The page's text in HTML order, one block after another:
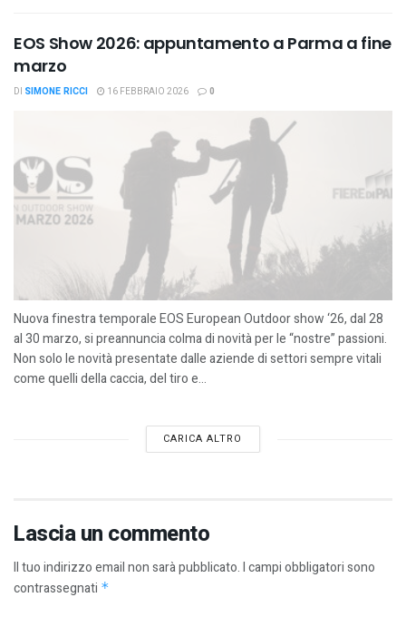
EOS Show 2026: appuntamento a Parma a fine
marzo
DI SIMONE RICCI 16 FEBBRAIO 2026 0
Nuova finestra temporale EOS European Outdoor show ‘26, dal 28
al 30 marzo, si preannuncia colma di novità per le “nostre” passioni.
Non solo le novità presentate dalle aziende di settori sempre vitali
come quelli della caccia, del tiro e...
CARICA ALTRO
Lascia un commento
Il tuo indirizzo email non sarà pubblicato.I campi obbligatori sono
contrassegnati *